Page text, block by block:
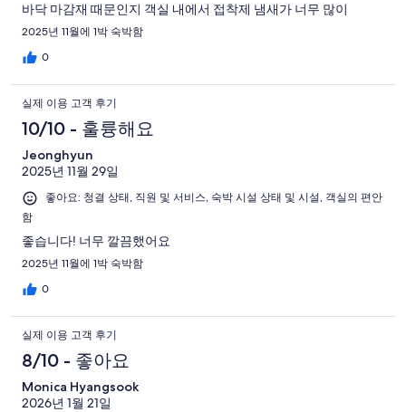
바닥 마감재 때문인지 객실 내에서 접착제 냄새가 너무 많이
2025년 11월에 1박 숙박함
0
실제 이용 고객 후기
10/10 - 훌륭해요
Jeonghyun
2025년 11월 29일
좋아요: 청결 상태, 직원 및 서비스, 숙박 시설 상태 및 시설, 객실의 편안
함
좋습니다! 너무 깔끔했어요
2025년 11월에 1박 숙박함
0
실제 이용 고객 후기
8/10 - 좋아요
Monica Hyangsook
2026년 1월 21일